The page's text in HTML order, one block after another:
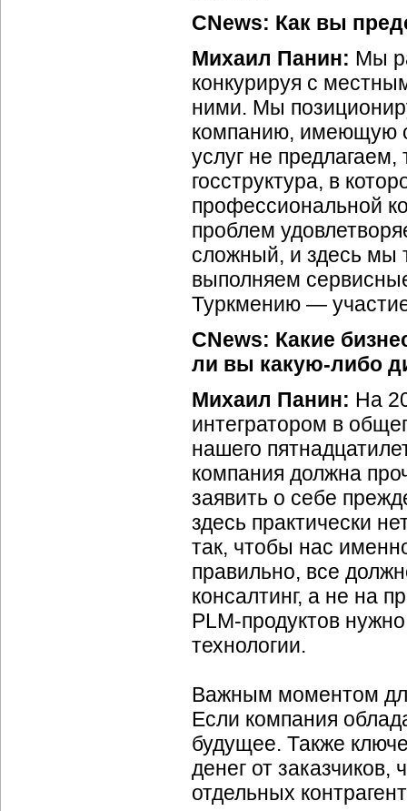
CNews: Как вы
Михаил Панин: Мы
конкурируя с
ними. Мы
компанию, имеющую
услуг не
госструктура, в
профессиональной
проблем
сложный, и здесь мы
выполняем
Туркмению —
CNews: Какие
ли вы какую-либо
Михаил Панин: На
интегратором в
нашего
компания должна
заявить о себе
здесь практически
так, чтобы нас
правильно, все
консалтинг, а не на
PLM-продуктов
технологии.
Важным моментом
Если компания
будущее. Также
денег от
отдельных